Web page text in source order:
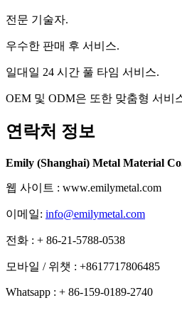
전문 기술자.
우수한 판매 후 서비스.
일대일 24 시간 풀 타임 서비스.
OEM 및 ODM은 또한 맞춤형 서비
연락처 정보
Emily (Shanghai) Metal Material
웹 사이트 : www.emilymetal.com
이메일: info@emilymetal.com
전화 : + 86-21-5788-0538
모바일 / 위챗 : +8617717806485
Whatsapp : + 86-159-0189-2740